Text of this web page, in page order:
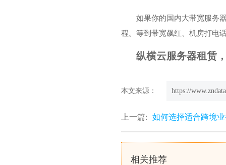
如果你的国内大带宽服务
程。等到带宽飙红、机房打电
纵横云服务器租赁
本文来源： https://
上一篇: 如何选择适合跨境
相关推荐